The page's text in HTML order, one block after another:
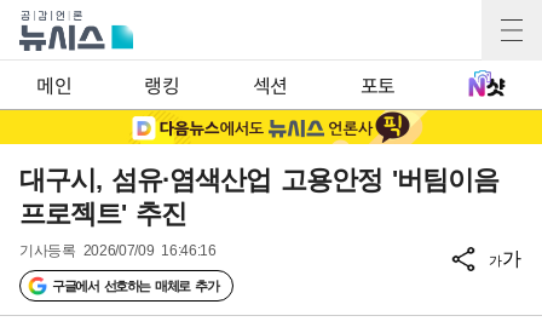
메인 랭킹 섹션 포토
대구시, 섬유·염색산업 고용안정 '버팀이음
프로젝트' 추진
기사등록 2026/07/09 16:46:16
구글에서 선호하는 매체로 추가
가가